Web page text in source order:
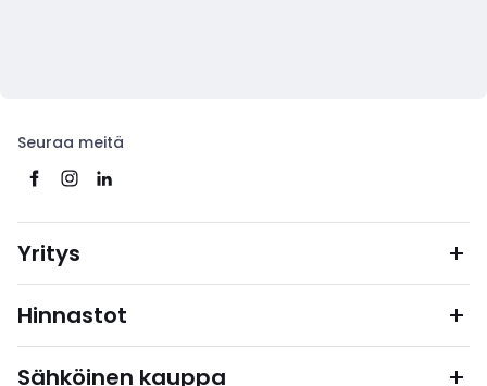
Seuraa meitä
Yritys
Hinnastot
Sähköinen kauppa